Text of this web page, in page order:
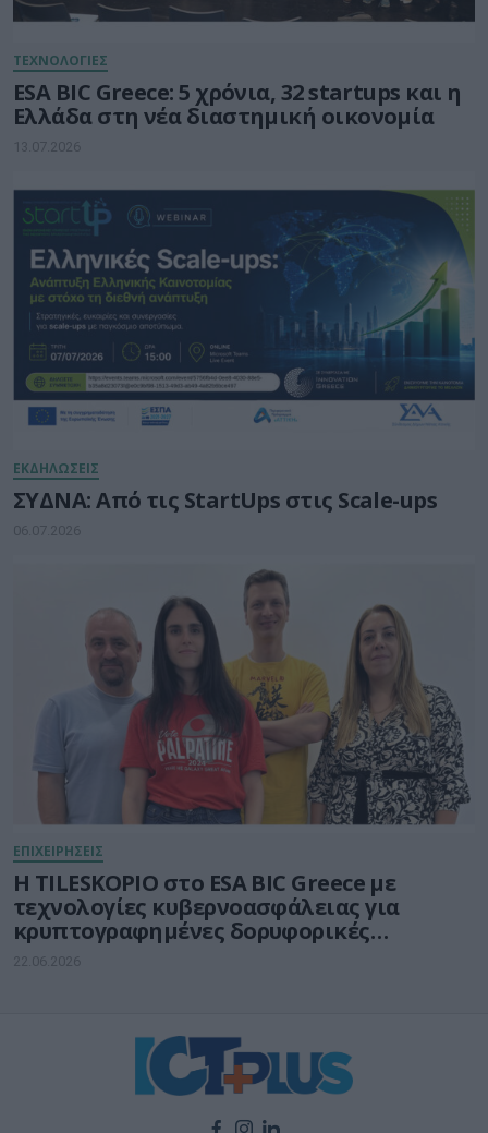
ΤΕΧΝΟΛΟΓΙΕΣ
ESA BIC Greece: 5 χρόνια, 32 startups και η
Ελλάδα στη νέα διαστημική οικονομία
13.07.2026
ΕΚΔΗΛΩΣΕΙΣ
ΣΥΔΝΑ: Από τις StartUps στις Scale-ups
06.07.2026
ΕΠΙΧΕΙΡΗΣΕΙΣ
Η TILESKOPIO στο ESA BIC Greece με
τεχνολογίες κυβερνοασφάλειας για
κρυπτογραφημένες δορυφορικές
επικοινωνίες
22.06.2026